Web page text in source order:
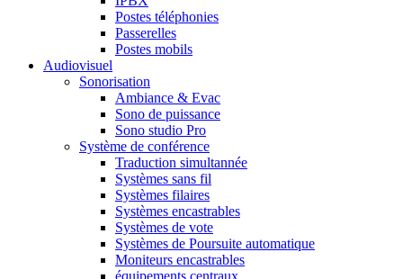
Postes téléphonies
Passerelles
Postes mobils
Audiovisuel
Sonorisation
Ambiance & Evac
Sono de puissance
Sono studio Pro
Système de conférence
Traduction simultannée
Systèmes sans fil
Systèmes filaires
Systèmes encastrables
Systèmes de vote
Systèmes de Poursuite automatique
Moniteurs encastrables
équipements centraux